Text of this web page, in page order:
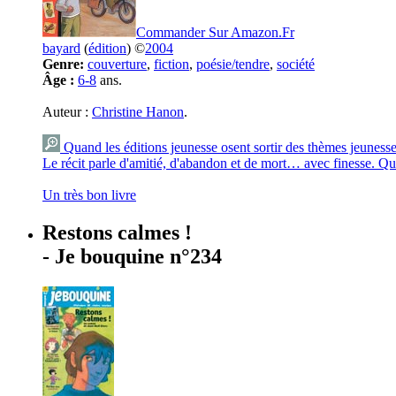
Commander Sur Amazon.Fr
bayard (édition) ©2004
Genre: couverture, fiction, poésie/tendre, société
Âge : 6-8 ans.
Auteur : Christine Hanon.
Quand les éditions jeunesse osent sortir des thèmes
Le récit parle d'amitié, d'abandon et de mort… avec finesse.
Un très bon livre
Restons calmes !
- Je bouquine n°234